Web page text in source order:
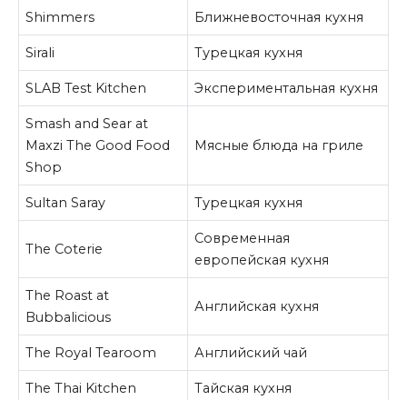
Shimmers Ближневосточная кухня
Sirali Турецкая кухня
SLAB Test Kitchen Экспериментальная кухня
Smash and Sear at
Maxzi The Good Food
Shop
Мясные блюда на гриле
Sultan Saray Турецкая кухня
The Coterie
Современная
европейская кухня
The Roast at
Bubbalicious
Английская кухня
The Royal Tearoom Английский чай
The Thai Kitchen Тайская кухня